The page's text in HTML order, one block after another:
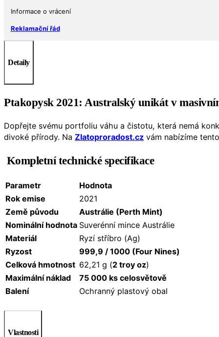
Informace o vrácení
Reklamační řád
Detaily
Ptakopysk 2021: Australský unikát v
Dopřejte svému portfoliu váhu a čistotu, která nemá
divoké přírody. Na Zlatoproradost.cz vám nabízíme
Kompletní technické specifikace
Parametr
Hodnota
Rok emise
2021
Země původu
Austrálie (Perth Mint)
Nominální hodnota Suverénní mince Austrálie
Materiál
Ryzí stříbro (Ag)
Ryzost
999,9 / 1000 (Four Nines)
Celková hmotnost 62,21 g (2 troy oz)
Maximální náklad
75 000 ks celosvětově
Balení
Ochranný plastový obal
Vlastnosti